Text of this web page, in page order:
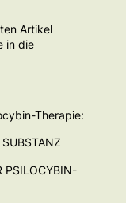
Artikel
in die
Therapie:
PSILOCYBIN-